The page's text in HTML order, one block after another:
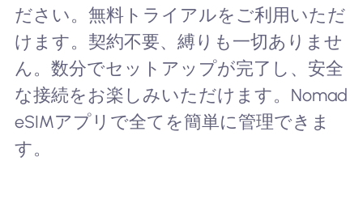
ださい。無料トライアルをご利用いただ
けます。契約不要、縛りも一切ありませ
ん。数分でセットアップが完了し、安全
な接続をお楽しみいただけます。Nomad
eSIMアプリで全てを簡単に管理できま
す。